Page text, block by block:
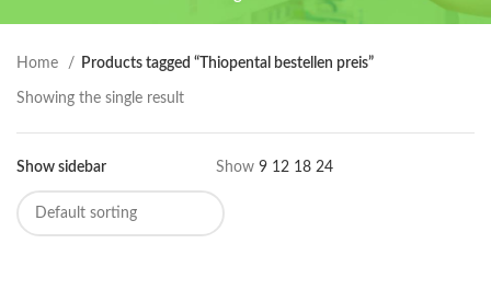
Home Products tagged “Thiopental bestellen preis”
Showing the single result
Show sidebar Show 9 12 18 24